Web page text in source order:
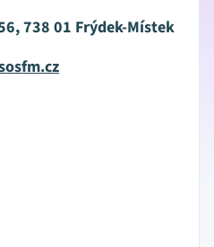
738 01 Frýdek-Místek